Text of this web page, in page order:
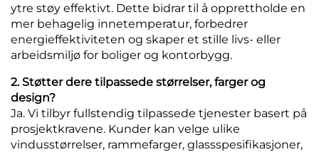
ytre støy effektivt. Dette bidrar til å opprettholde en
mer behagelig innetemperatur, forbedrer
energieffektiviteten og skaper et stille livs- eller
arbeidsmiljø for boliger og kontorbygg.
2. Støtter dere tilpassede størrelser, farger og
design?
Ja. Vi tilbyr fullstendig tilpassede tjenester basert på
prosjektkravene. Kunder kan velge ulike
vindusstørrelser, rammefarger, glassspesifikasjoner,